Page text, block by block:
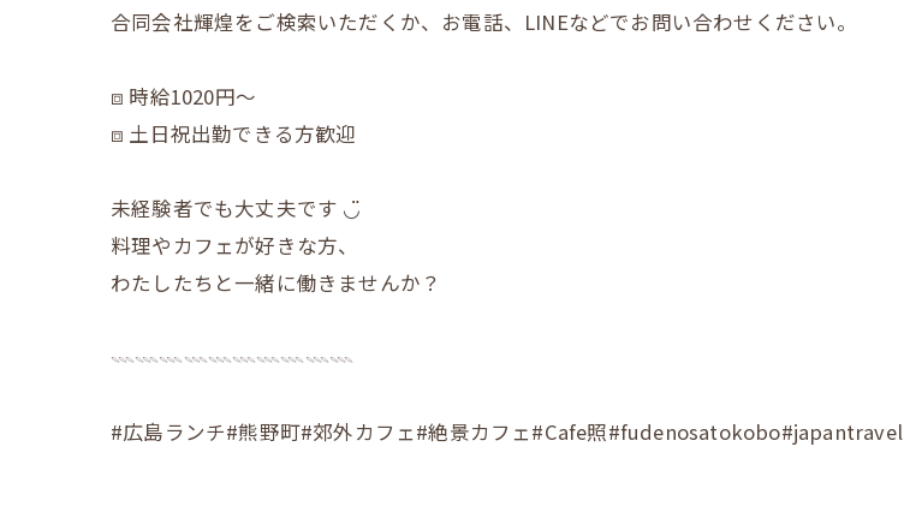
合同会社輝煌をご検索いただくか、お電話、LINEなどでお問い合わせください。
⧈ 時給1020円〜
⧈ 土日祝出勤できる方歓迎
未経験者でも大丈夫です ◡̈
料理やカフェが好きな方、
わたしたちと一緒に働きませんか？
𓇠𓇠𓇠𓇠𓇠𓇠𓇠𓇠𓇠𓇠
#広島ランチ#熊野町#郊外カフェ#絶景カフェ#Cafe照#fudenosatokobo#japantravel